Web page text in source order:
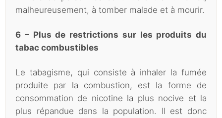
malheureusement, à tomber malade et à mourir.
6 – Plus de restrictions sur les produits du
tabac combustibles
Le tabagisme, qui consiste à inhaler la fumée
produite par la combustion, est la forme de
consommation de nicotine la plus nocive et la
plus répandue dans la population. Il est donc